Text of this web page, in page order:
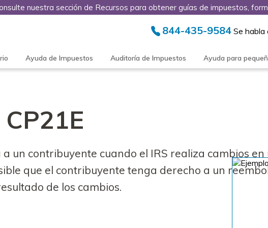
nuestra sección de Recursos para obtener guías de impuestos,
844-435-9584 Se habla
Ayuda de Impuestos Auditoría de Impuestos Ayuda para
a un contribuyente cuando el IRS realiza cambios
que el contribuyente tenga derecho a un
de los cambios.